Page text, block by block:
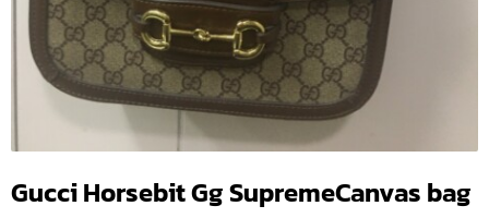
Gucci Horsebit Gg SupremeCanvas bag